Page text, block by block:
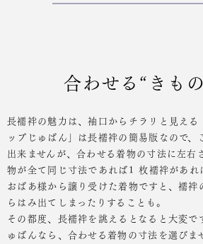
合わせる“きも
長襦袢の魅力は、袖口からチラリと見える
ップじゅばん」は長襦袢の簡易版なので、
出来ませんが、合わせる着物の寸法に左右
物が全て同じ寸法であれば1 枚襦袢があ
おばあ様から譲り受けた着物ですと、襦
らはみ出てしまったりすることも。
その都度、長襦袢を誂えるとなると大変で
ゅばんなら、合わせる着物の寸法を選びま